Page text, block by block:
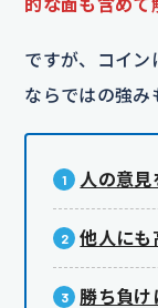
ですが、コイン
ならではの強み
人の意
他人にも
勝ち負け